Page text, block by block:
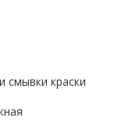
смывки краски